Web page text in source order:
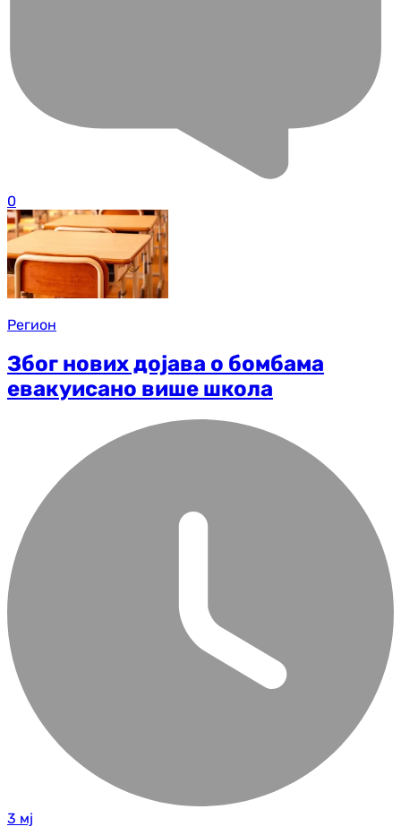
0
Регион
Због нових дојава о бомбама
евакуисано више школа
3 мј